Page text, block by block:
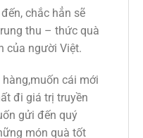
chắc hẳn sẽ
thu – thức quà
của người Việt.
cái mới
đi giá trị truyền
gửi đến quý
món quà tốt